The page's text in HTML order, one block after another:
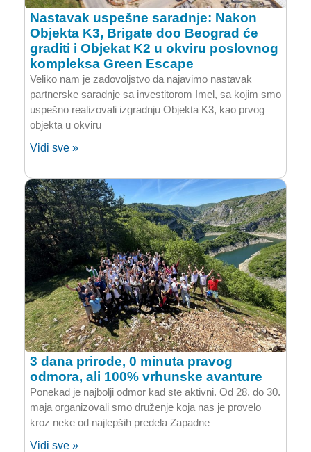
Nastavak uspešne saradnje: Nakon
Objekta K3, Brigate doo Beograd će
graditi i Objekat K2 u okviru poslovnog
kompleksa Green Escape
Veliko nam je zadovoljstvo da najavimo nastavak
partnerske saradnje sa investitorom Imel, sa kojim smo
uspešno realizovali izgradnju Objekta K3, kao prvog
objekta u okviru
Vidi sve »
3 dana prirode, 0 minuta pravog
odmora, ali 100% vrhunske avanture
Ponekad je najbolji odmor kad ste aktivni. Od 28. do 30.
maja organizovali smo druženje koja nas je provelo
kroz neke od najlepših predela Zapadne
Vidi sve »